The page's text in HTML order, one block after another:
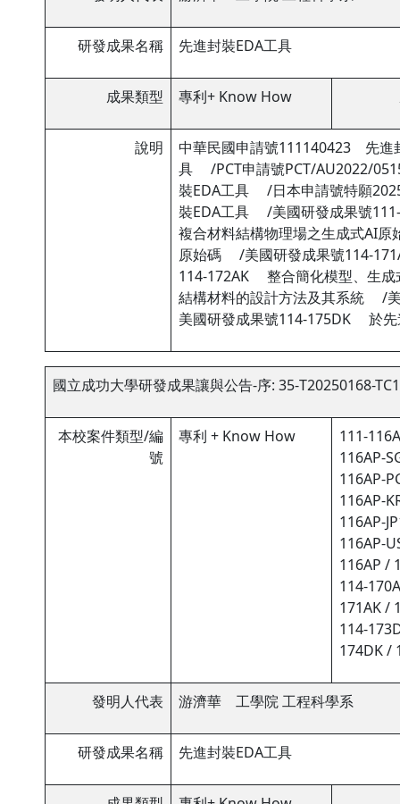
研發成果名稱 先進封裝EDA工具
成果類型 專利+ Know How
說明
中華民國申請號111140423 先
具 /PCT申請號PCT/AU2022/
裝EDA工具 /日本申請號特願
裝EDA工具 /美國研發成果號
複合材料結構物理場之生成式AI
原始碼 /美國研發成果號114-
114-172AK 整合簡化模型、生
結構材料的設計方法及其系統 /
美國研發成果號114-175DK 於
國立成功大學研發成果讓與公告-序: 35-T20250168-TC1
本校案件類型/編
號
專利 + Know How
111-
116AP-
116AP-
116AP-
116AP-
116AP-
116AP /
114-
171AK /
114-
174DK /
發明人代表 游濟華 工學院 工程科學系
研發成果名稱 先進封裝EDA工具